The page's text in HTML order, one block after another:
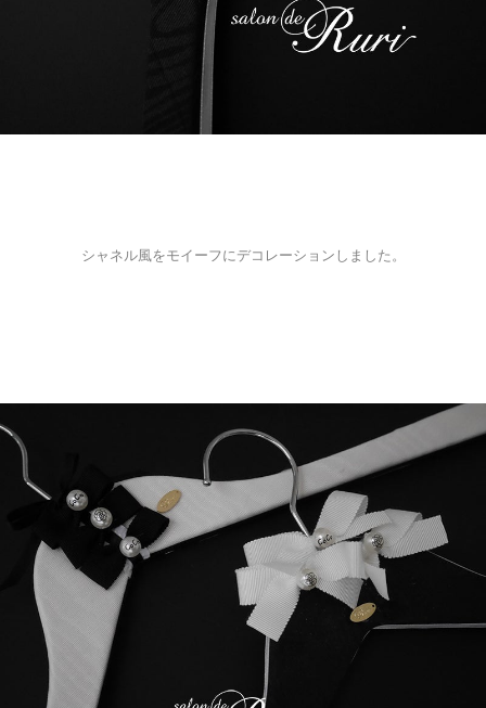
シャネル風をモイーフにデコレーションしました。